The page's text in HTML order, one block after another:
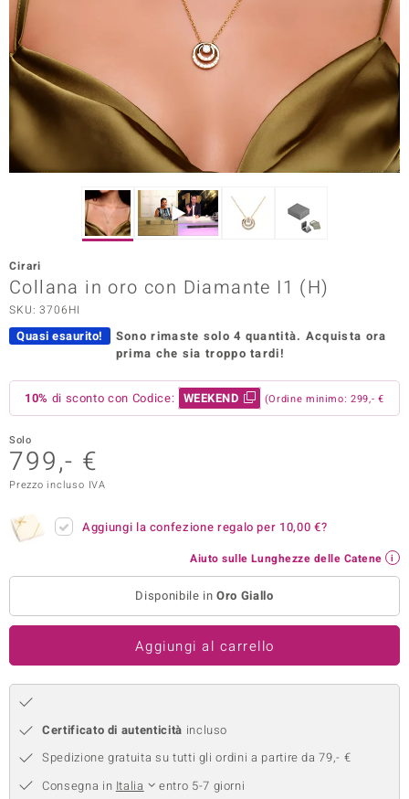
Designs
SELECTION
Paraíso
Collection
by de Melo
Cirari
Collana in oro con Diamante I1 (H)
SKU: 3706HI
Quasi esaurito! Sono rimaste solo 4 quantità. Acquista ora
prima che sia troppo tardi!
10% di sconto con Codice: WEEKEND (Ordine minimo: 299,- €
Solo
799,- €
Prezzo incluso IVA
Aggiungi la confezione regalo per 10,00 €?
Aiuto sulle Lunghezze delle Catene
Disponibile inOro Giallo
Aggiungi al carrello
Certificato di autenticità incluso
Spedizione gratuita su tutti gli ordini a partire da 79,- €
Consegna in Italia
entro 5-7 giorni